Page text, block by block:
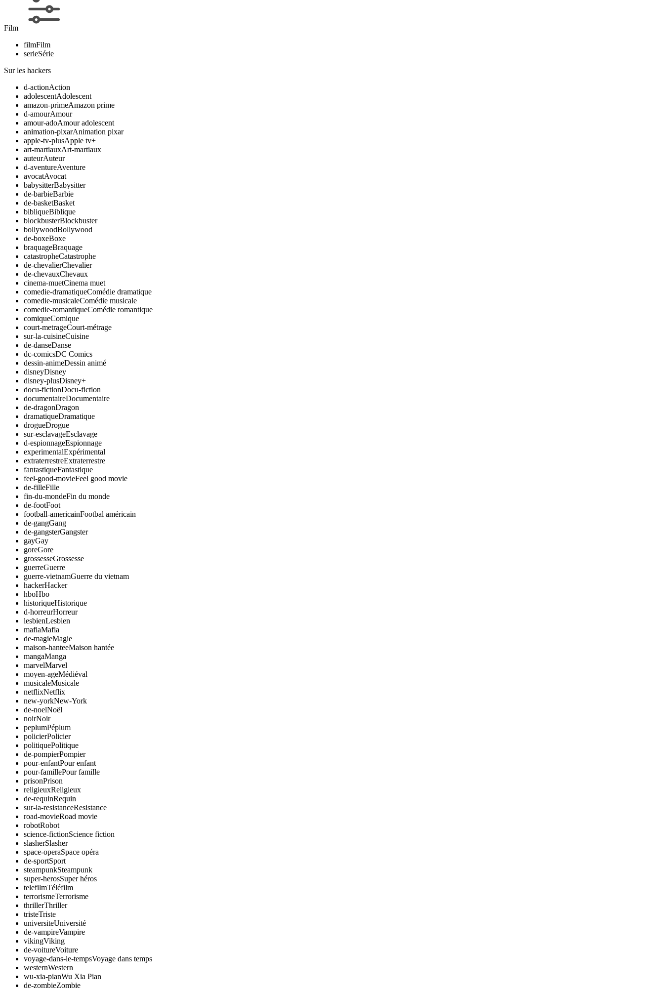
Film
filmFilm
serieSérie
Sur les hackers
d-actionAction
adolescentAdolescent
amazon-primeAmazon prime
d-amourAmour
amour-adoAmour adolescent
animation-pixarAnimation pixar
apple-tv-plusApple tv+
art-martiauxArt-martiaux
auteurAuteur
d-aventureAventure
avocatAvocat
babysitterBabysitter
de-barbieBarbie
de-basketBasket
bibliqueBiblique
blockbusterBlockbuster
bollywoodBollywood
de-boxeBoxe
braquageBraquage
catastropheCatastrophe
de-chevalierChevalier
de-chevauxChevaux
cinema-muetCinema muet
comedie-dramatiqueComédie dramatique
comedie-musicaleComédie musicale
comedie-romantiqueComédie romantique
comiqueComique
court-metrageCourt-métrage
sur-la-cuisineCuisine
de-danseDanse
dc-comicsDC Comics
dessin-animeDessin animé
disneyDisney
disney-plusDisney+
docu-fictionDocu-fiction
documentaireDocumentaire
de-dragonDragon
dramatiqueDramatique
drogueDrogue
sur-esclavageEsclavage
d-espionnageEspionnage
experimentalExpérimental
extraterrestreExtraterrestre
fantastiqueFantastique
feel-good-movieFeel good movie
de-filleFille
fin-du-mondeFin du monde
de-footFoot
football-americainFootbal américain
de-gangGang
de-gangsterGangster
gayGay
goreGore
grossesseGrossesse
guerreGuerre
guerre-vietnamGuerre du vietnam
hackerHacker
hboHbo
historiqueHistorique
d-horreurHorreur
lesbienLesbien
mafiaMafia
de-magieMagie
maison-hanteeMaison hantée
mangaManga
marvelMarvel
moyen-ageMédiéval
musicaleMusicale
netflixNetflix
new-yorkNew-York
de-noelNoël
noirNoir
peplumPéplum
policierPolicier
politiquePolitique
de-pompierPompier
pour-enfantPour enfant
pour-famillePour famille
prisonPrison
religieuxReligieux
de-requinRequin
sur-la-resistanceResistance
road-movieRoad movie
robotRobot
science-fictionScience fiction
slasherSlasher
space-operaSpace opéra
de-sportSport
steampunkSteampunk
super-herosSuper héros
telefilmTéléfilm
terrorismeTerrorisme
thrillerThriller
tristeTriste
universiteUniversité
de-vampireVampire
vikingViking
de-voitureVoiture
voyage-dans-le-tempsVoyage dans temps
westernWestern
wu-xia-pianWu Xia Pian
de-zombieZombie